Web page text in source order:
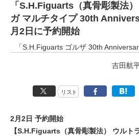
「S.H.Figuarts（真骨彫製法
ガ マルチタイプ 30th
月2日に予約開始
「S.H.Figuarts ゴルザ 30th
吉田航
リスト
2月2日 予約開始
【S.H.Figuarts（真骨彫製法） ウルト